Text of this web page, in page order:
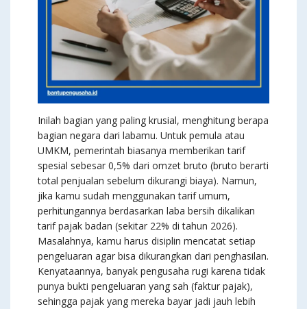
Inilah bagian yang paling krusial, menghitung berapa
bagian negara dari labamu. Untuk pemula atau
UMKM, pemerintah biasanya memberikan tarif
spesial sebesar 0,5% dari omzet bruto (bruto berarti
total penjualan sebelum dikurangi biaya). Namun,
jika kamu sudah menggunakan tarif umum,
perhitungannya berdasarkan laba bersih dikalikan
tarif pajak badan (sekitar 22% di tahun 2026).
Masalahnya, kamu harus disiplin mencatat setiap
pengeluaran agar bisa dikurangkan dari penghasilan.
Kenyataannya, banyak pengusaha rugi karena tidak
punya bukti pengeluaran yang sah (faktur pajak),
sehingga pajak yang mereka bayar jadi jauh lebih